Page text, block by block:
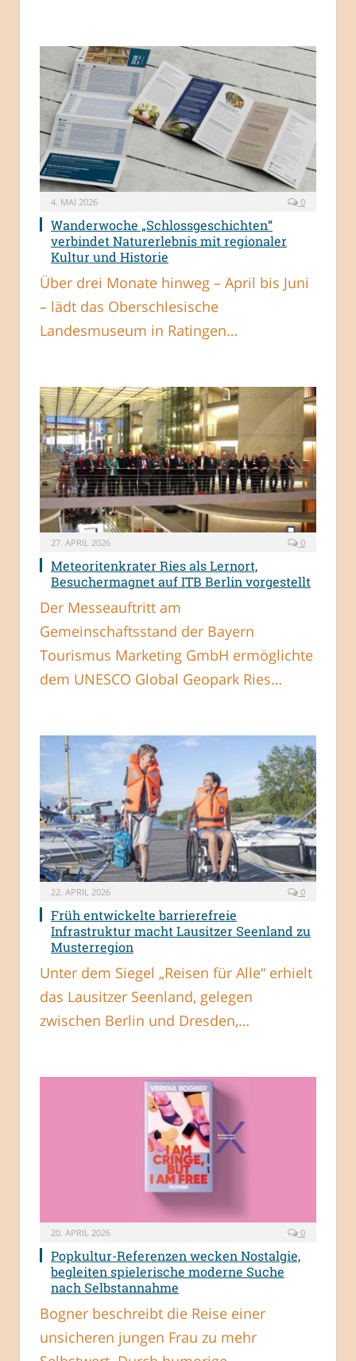
4. MAI 2026 0
Wanderwoche „Schlossgeschichten“
verbindet Naturerlebnis mit regionaler
Kultur und Historie
Über drei Monate hinweg – April bis Juni
– lädt das Oberschlesische
Landesmuseum in Ratingen…
27. APRIL 2026 0
Meteoritenkrater Ries als Lernort,
Besuchermagnet auf ITB Berlin vorgestellt
Der Messeauftritt am
Gemeinschaftsstand der Bayern
Tourismus Marketing GmbH ermöglichte
dem UNESCO Global Geopark Ries…
22. APRIL 2026 0
Früh entwickelte barrierefreie
Infrastruktur macht Lausitzer Seenland zu
Musterregion
Unter dem Siegel „Reisen für Alle“ erhielt
das Lausitzer Seenland, gelegen
zwischen Berlin und Dresden,…
20. APRIL 2026 0
Popkultur-Referenzen wecken Nostalgie,
begleiten spielerische moderne Suche
nach Selbstannahme
Bogner beschreibt die Reise einer
unsicheren jungen Frau zu mehr